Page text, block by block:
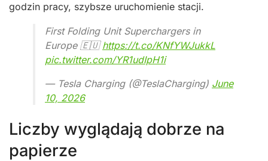
godzin pracy, szybsze uruchomienie stacji.
First Folding Unit Superchargers in
Europe 🇪🇺https://t.co/KNfYWJukkL
pic.twitter.com/YR1udIpH1i
— Tesla Charging (@TeslaCharging) June
10, 2026
Liczby wyglądają dobrze na
papierze